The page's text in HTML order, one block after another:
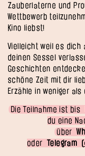
Zauberlaterne und
Wettbewerb
Kino liebst!
Vielleicht weil es dich
deinen Sessel
Geschichten
schöne Zeit mit dir
Erzähle in weniger
Die Teilnahme ist bis
du eine
über
oderTelegram (